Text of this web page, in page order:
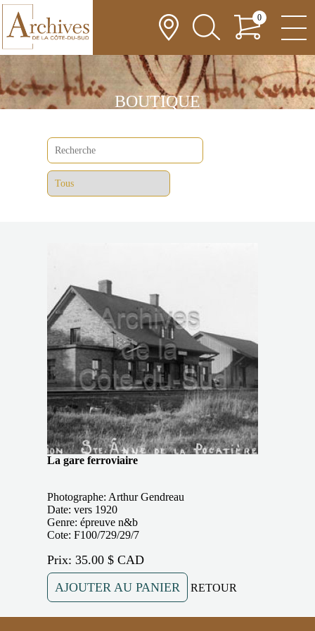
0
BOUTIQUE
La gare ferroviaire
Photographe: Arthur Gendreau
Date: vers 1920
Genre: épreuve n&b
Cote: F100/729/29/7
Prix: 35.00 $ CAD
AJOUTER AU PANIER
RETOUR